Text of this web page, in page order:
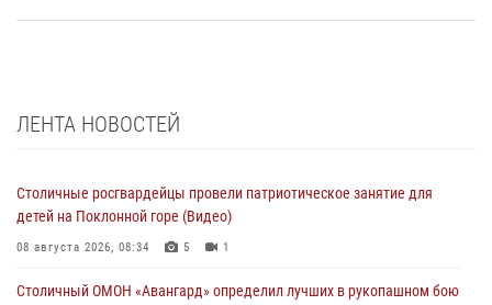
ЛЕНТА НОВОСТЕЙ
Столичные росгвардейцы провели патриотическое занятие для
детей на Поклонной горе (Видео)
08 августа 2026, 08:34 5 1
Столичный ОМОН «Авангард» определил лучших в рукопашном бою